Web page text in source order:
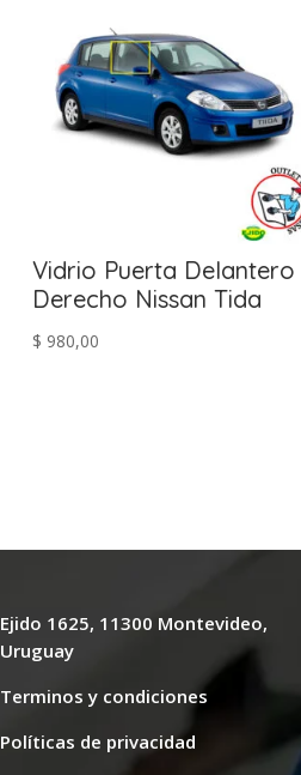
Vidrio Puerta Delantero
Derecho Nissan Tida
$ 980,00
Ejido 1625, 11300 Montevideo,
Uruguay
Terminos y condiciones
Políticas de privacidad